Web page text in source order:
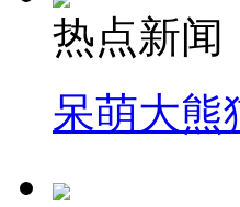
热点新闻
呆萌大熊